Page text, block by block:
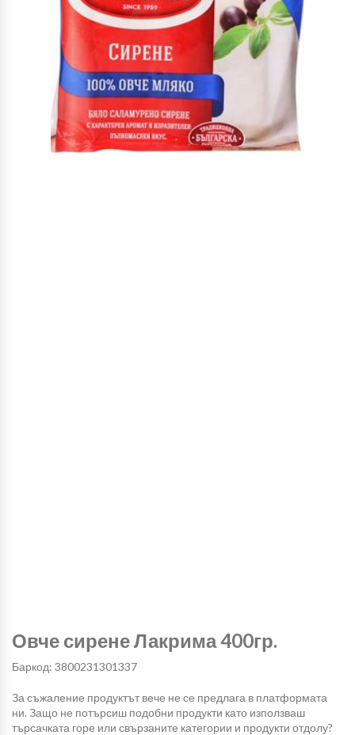
Овче сирене Лакрима 400гр.
Баркод: 3800231301337
За съжаление продуктът вече не се предлага в платформата
ни. Защо не потърсиш подобни продукти като използваш
търсачката горе или свързаните категории и продукти отдолу?